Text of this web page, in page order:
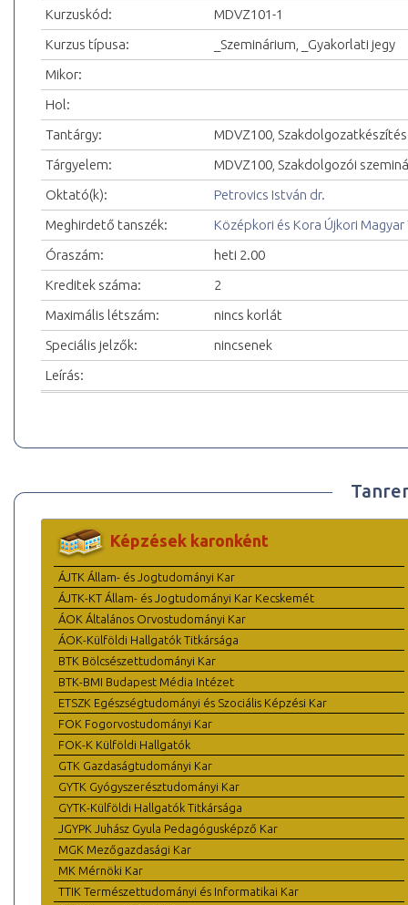
Kurzuskód:
MDVZ101-1
Kurzus típusa:
_Szeminárium, _Gyakorlati jegy
Mikor:
Hol:
Tantárgy:
MDVZ100, Szakdolgozatkészítés
Tárgyelem:
MDVZ100, Szakdolgozói
Oktató(k):
Petrovics István dr.
Meghirdető tanszék:
Középkori és Kora Újkori
Óraszám:
heti 2.00
Kreditek száma:
2
Maximális létszám:
nincs korlát
Speciális jelzők:
nincsenek
Leírás:
Képzések karonként
ÁJTK Állam- és Jogtudományi Kar
ÁJTK-KT Állam- és Jogtudományi Kar Kecskemét
ÁOK Általános Orvostudományi Kar
ÁOK-Külföldi Hallgatók Titkársága
BTK Bölcsészettudományi Kar
BTK-BMI Budapest Média Intézet
ETSZK Egészségtudományi és Szociális Képzési Kar
FOK Fogorvostudományi Kar
FOK-K Külföldi Hallgatók
GTK Gazdaságtudományi Kar
GYTK Gyógyszerésztudományi Kar
GYTK-Külföldi Hallgatók Titkársága
JGYPK Juhász Gyula Pedagógusképző Kar
MGK Mezőgazdasági Kar
MK Mérnöki Kar
TTIK Természettudományi és Informatikai Kar